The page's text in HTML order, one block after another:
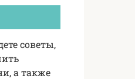
советы,
а также